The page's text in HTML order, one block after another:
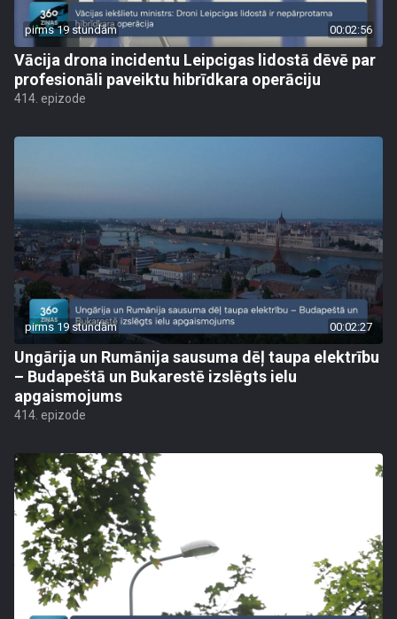
pirms 19 stundām 00:02:56
Vācija drona incidentu Leipcigas lidostā dēvē par
profesionāli paveiktu hibrīdkara operāciju
414. epizode
pirms 19 stundām 00:02:27
Ungārija un Rumānija sausuma dēļ taupa elektrību
– Budapeštā un Bukarestē izslēgts ielu
apgaismojums
414. epizode